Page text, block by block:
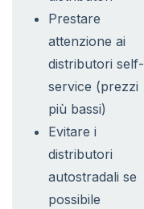
Prestare
attenzione ai
distributori self-
service (prezzi
più bassi)
Evitare i
distributori
autostradali se
possibile